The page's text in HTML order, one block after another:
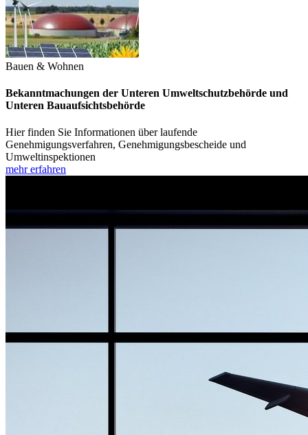
Bauen & Wohnen
Bekanntmachungen der Unteren Umweltschutzbehörde und
Unteren Bauaufsichtsbehörde
Hier finden Sie Informationen über laufende
Genehmigungsverfahren, Genehmigungsbescheide und
Umweltinspektionen
mehr erfahren